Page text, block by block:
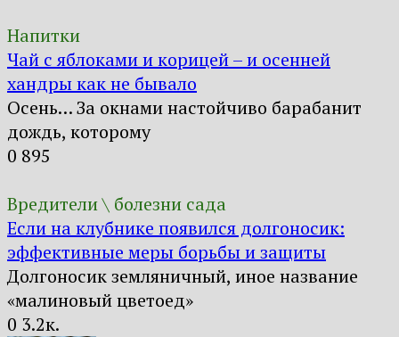
Напитки
Чай с яблоками и корицей – и осенней
хандры как не бывало
Осень… За окнами настойчиво барабанит
дождь, которому
0 895
Вредители \ болезни сада
Если на клубнике появился долгоносик:
эффективные меры борьбы и защиты
Долгоносик земляничный, иное название
«малиновый цветоед»
0 3.2к.